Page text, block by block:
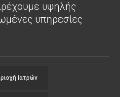
υψηλής
υπηρεσίες
Ιατρών